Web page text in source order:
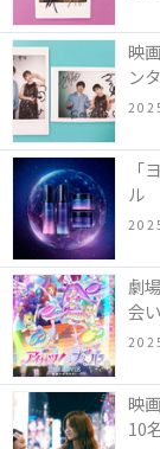
映
ン
ル
セ
劇
会
映
10